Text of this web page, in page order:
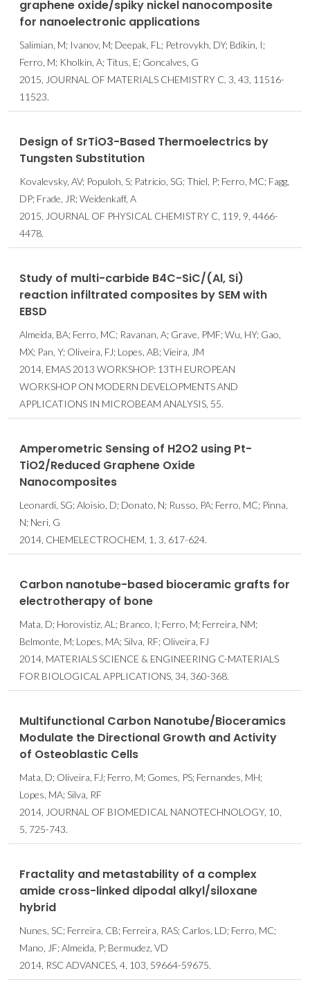
graphene oxide/spiky nickel nanocomposite
for nanoelectronic applications
Salimian, M; Ivanov, M; Deepak, FL; Petrovykh, DY; Bdikin, I;
Ferro, M; Kholkin, A; Titus, E; Goncalves, G
2015, JOURNAL OF MATERIALS CHEMISTRY C, 3, 43, 11516-
11523.
Design of SrTiO3-Based Thermoelectrics by
Tungsten Substitution
Kovalevsky, AV; Populoh, S; Patricio, SG; Thiel, P; Ferro, MC; Fagg,
DP; Frade, JR; Weidenkaff, A
2015, JOURNAL OF PHYSICAL CHEMISTRY C, 119, 9, 4466-
4478.
Study of multi-carbide B4C-SiC/(Al, Si)
reaction infiltrated composites by SEM with
EBSD
Almeida, BA; Ferro, MC; Ravanan, A; Grave, PMF; Wu, HY; Gao,
MX; Pan, Y; Oliveira, FJ; Lopes, AB; Vieira, JM
2014, EMAS 2013 WORKSHOP: 13TH EUROPEAN
WORKSHOP ON MODERN DEVELOPMENTS AND
APPLICATIONS IN MICROBEAM ANALYSIS, 55.
Amperometric Sensing of H2O2 using Pt-
TiO2/Reduced Graphene Oxide
Nanocomposites
Leonardi, SG; Aloisio, D; Donato, N; Russo, PA; Ferro, MC; Pinna,
N; Neri, G
2014, CHEMELECTROCHEM, 1, 3, 617-624.
Carbon nanotube-based bioceramic grafts for
electrotherapy of bone
Mata, D; Horovistiz, AL; Branco, I; Ferro, M; Ferreira, NM;
Belmonte, M; Lopes, MA; Silva, RF; Oliveira, FJ
2014, MATERIALS SCIENCE & ENGINEERING C-MATERIALS
FOR BIOLOGICAL APPLICATIONS, 34, 360-368.
Multifunctional Carbon Nanotube/Bioceramics
Modulate the Directional Growth and Activity
of Osteoblastic Cells
Mata, D; Oliveira, FJ; Ferro, M; Gomes, PS; Fernandes, MH;
Lopes, MA; Silva, RF
2014, JOURNAL OF BIOMEDICAL NANOTECHNOLOGY, 10,
5, 725-743.
Fractality and metastability of a complex
amide cross-linked dipodal alkyl/siloxane
hybrid
Nunes, SC; Ferreira, CB; Ferreira, RAS; Carlos, LD; Ferro, MC;
Mano, JF; Almeida, P; Bermudez, VD
2014, RSC ADVANCES, 4, 103, 59664-59675.